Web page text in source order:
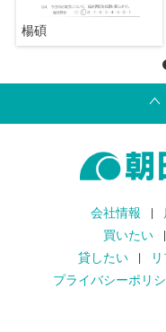
楊碩
会社情報
買いたい
貸したい
プライバシーポリ